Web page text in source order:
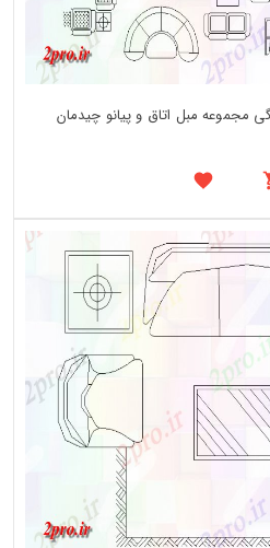
مجموعه مبل اتاق و پیانو چیدمان